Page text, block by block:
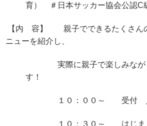
育） ＃日本サッカー協会公認
【内 容】 親子でできるたくさん
ニューを紹介し、
実際に親子で楽しみながら
す！
１０：００～ 受付 ／
１０：３０～ はじま